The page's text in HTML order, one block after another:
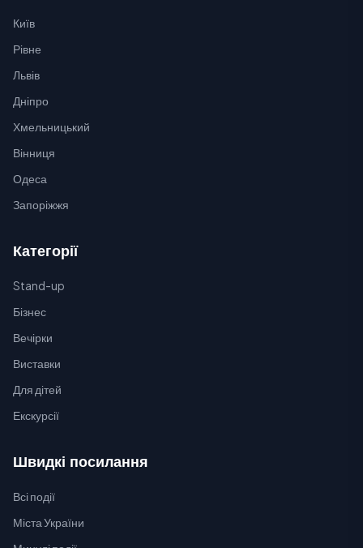
Київ
Рівне
Львів
Дніпро
Хмельницький
Вінниця
Одеса
Запоріжжя
Категорії
Stand-up
Бізнес
Вечірки
Виставки
Для дітей
Екскурсії
Швидкі посилання
Всі події
Міста України